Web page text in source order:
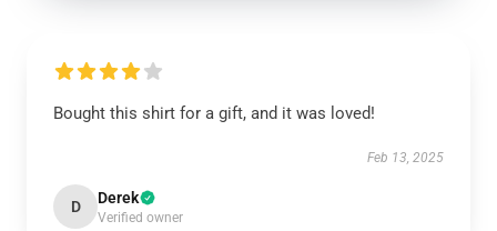
Bought this shirt for a gift, and it was loved!
Feb 13, 2025
D Derek
Verified owner